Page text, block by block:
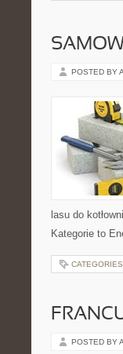
POSTED BY
lasu do
Kategorie to
POSTED BY